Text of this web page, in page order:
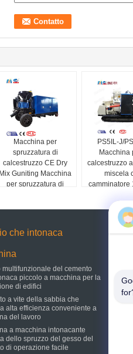
Macchina per
spruzzatura di
calcestruzzo CE Dry
Mix Guniting Macchina
per spruzzatura di
PS5IL-J/
Macchina
calcestruzzo
miscela
camminatore
che intonaca
multifunzionale del cemento
piccolo a macchina per la
di edifici
a vite della sabbia che
alta efficienza conveniente a
del lavoro
a macchina intonacante
dello spruzzo del gesso del
di operazione facile